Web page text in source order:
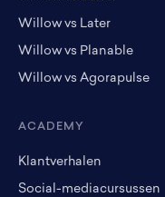
Willow vs Later
Willow vs Planable
Willow vs Agorapulse
ACADEMY
Klantverhalen
Social-mediacursussen